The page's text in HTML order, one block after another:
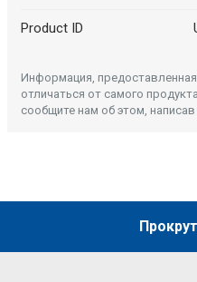
Product ID
Информация,
отличаться от самого
сообщите нам об этом,